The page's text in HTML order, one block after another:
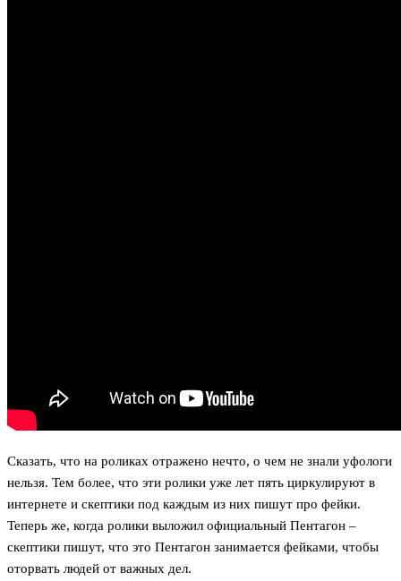
Сказать, что на роликах отражено нечто, о чем не знали уфологи
нельзя. Тем более, что эти ролики уже лет пять циркулируют в
интернете и скептики под каждым из них пишут про фейки.
Теперь же, когда ролики выложил официальный Пентагон –
скептики пишут, что это Пентагон занимается фейками, чтобы
оторвать людей от важных дел.